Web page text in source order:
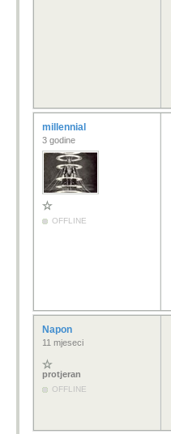
millennial
3 godine
OFFLINE
Napon
11 mjeseci
protjeran
OFFLINE